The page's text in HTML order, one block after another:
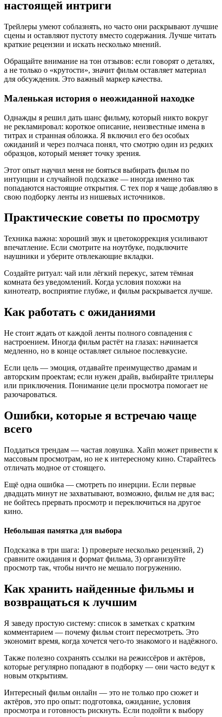
настоящей интриги
Трейлеры умеют соблазнять, но часто они раскрывают лучшие
сцены и оставляют пустоту вместо содержания. Лучше читать
краткие рецензии и искать несколько мнений.
Обращайте внимание на тон отзывов: если говорят о деталях,
а не только о «крутости», значит фильм оставляет материал
для обсуждения. Это важный маркер качества.
Маленькая история о неожиданной находке
Однажды я решил дать шанс фильму, который никто вокруг
не рекламировал: короткое описание, неизвестные имена в
титрах и странная обложка. Я включил его без особых
ожиданий и через полчаса понял, что смотрю один из редких
образцов, который меняет точку зрения.
Этот опыт научил меня не бояться выбирать фильм по
интуиции и случайной подсказке — иногда именно так
попадаются настоящие открытия. С тех пор я чаще добавляю в
свою подборку ленты из нишевых источников.
Практические советы по просмотру
Техника важна: хороший звук и цветокоррекция усиливают
впечатление. Если смотрите на ноутбуке, подключите
наушники и уберите отвлекающие вкладки.
Создайте ритуал: чай или лёгкий перекус, затем тёмная
комната без уведомлений. Когда условия похожи на
кинотеатр, восприятие глубже, и фильм раскрывается лучше.
Как работать с ожиданиями
Не стоит ждать от каждой ленты полного совпадения с
настроением. Иногда фильм растёт на глазах: начинается
медленно, но в конце оставляет сильное послевкусие.
Если цель — эмоция, отдавайте преимущество драмам и
авторским проектам; если нужен драйв, выбирайте триллеры
или приключения. Понимание цели просмотрa помогает не
разочароваться.
Ошибки, которые я встречаю чаще
всего
Поддаться трендам — частая ловушка. Хайп может привести к
массовым просмотрам, но не к интересному кино. Старайтесь
отличать модное от стоящего.
Ещё одна ошибка — смотреть по инерции. Если первые
двадцать минут не захватывают, возможно, фильм не для вас;
не бойтесь прервать просмотр и переключиться на другое
кино.
Небольшая памятка для выбора
Подсказка в три шага: 1) проверьте несколько рецензий, 2)
сравните ожидания и формат фильма, 3) организуйте
просмотр так, чтобы ничто не мешало погружению.
Как хранить найденные фильмы и
возвращаться к лучшим
Я заведу простую систему: список в заметках с кратким
комментарием — почему фильм стоит пересмотреть. Это
экономит время, когда хочется чего-то знакомого и надёжного.
Также полезно сохранять ссылки на режиссёров и актёров,
которые регулярно попадают в подборку — они часто ведут к
новым открытиям.
Интересный фильм онлайн — это не только про сюжет и
актёров, это про опыт: подготовка, ожидание, условия
просмотра и готовность рискнуть. Если подойти к выбору